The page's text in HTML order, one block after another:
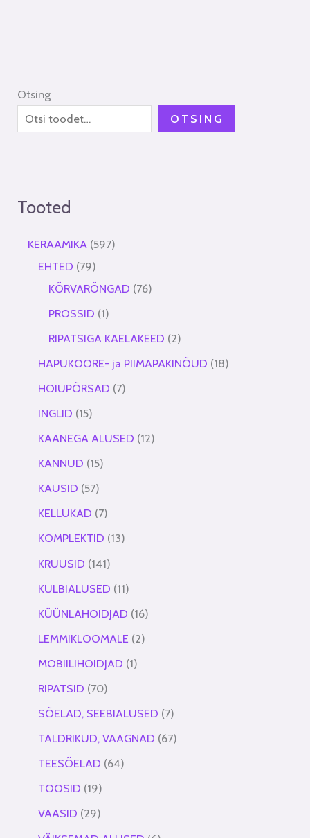
Otsing
OTSING
Tooted
KERAAMIKA 597
EHTED 79
KÕRVARÕNGAD 76
PROSSID 1
RIPATSIGA KAELAKEED 2
HAPUKOORE- ja PIIMAPAKINÕUD 18
HOIUPÕRSAD 7
INGLID 15
KAANEGA ALUSED 12
KANNUD 15
KAUSID 57
KELLUKAD 7
KOMPLEKTID 13
KRUUSID 141
KULBIALUSED 11
KÜÜNLAHOIDJAD 16
LEMMIKLOOMALE 2
MOBIILIHOIDJAD 1
RIPATSID 70
SÕELAD, SEEBIALUSED 7
TALDRIKUD, VAAGNAD 67
TEESÕELAD 64
TOOSID 19
VAASID 29